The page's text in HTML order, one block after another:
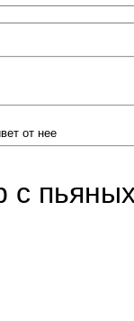
от нее
с